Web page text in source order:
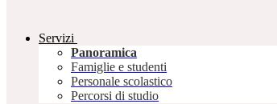
Servizi
Panoramica
Famiglie e studenti
Personale scolastico
Percorsi di studio